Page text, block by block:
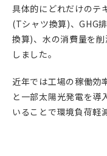
具体的にどれだけのテ
(Tシャツ換算)、GHG
換算)、水の消費量を
しました。
近年では工場の稼働効
と一部太陽光発電を導
いることで環境負荷軽